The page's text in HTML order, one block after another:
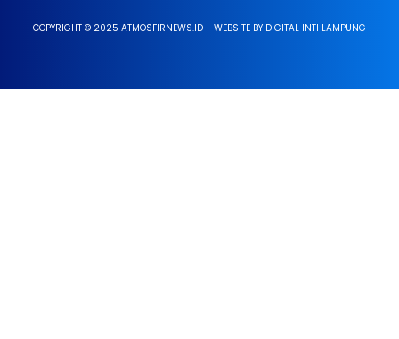
COPYRIGHT © 2025 ATMOSFIRNEWS.ID - WEBSITE BY DIGITAL INTI LAMPUNG